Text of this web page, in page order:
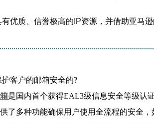
优质、信誉极高的IP资源，并借助亚马
客户的邮箱安全的?
是国内首个获得EAL3级信息安全等级认
了多种功能确保用户使用全流程的安全